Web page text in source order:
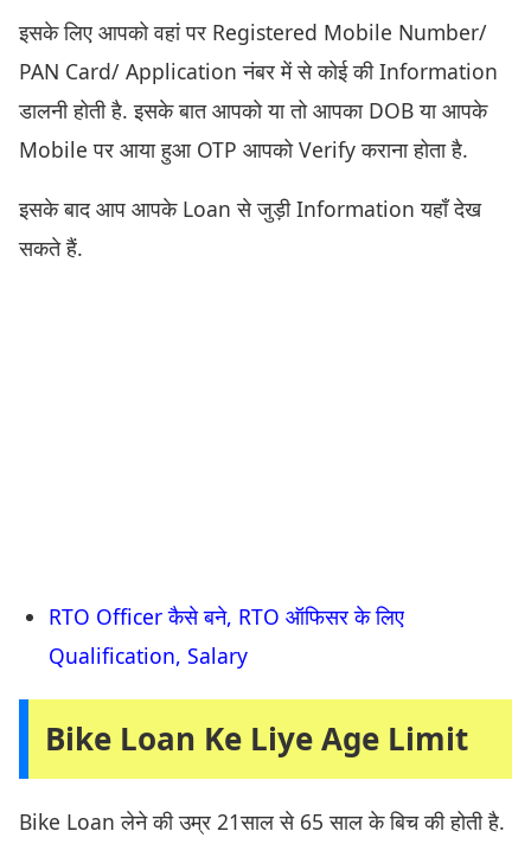
इसके लिए आपको वहां पर Registered Mobile Number/
PAN Card/ Application नंबर में से कोई की Information
डालनी होती है. इसके बात आपको या तो आपका DOB या आपके
Mobile पर आया हुआ OTP आपको Verify कराना होता है.
इसके बाद आप आपके Loan से जुड़ी Information यहाँ देख
सकते हैं.
RTO Officer कैसे बने, RTO ऑफिसर के लिए
Qualification, Salary
Bike Loan Ke Liye Age Limit
Bike Loan लेने की उम्र 21साल से 65 साल के बिच की होती है.